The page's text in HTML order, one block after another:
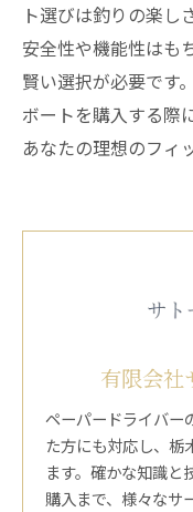
ト選びは釣りの楽し
安全性や機能性はも
賢い選択が必要です
ボートを購入する際
あなたの理想のフィ
有限会社
ペーパードライバー
た方にも対応し、栃
ます。確かな知識と
購入まで、様々なサ